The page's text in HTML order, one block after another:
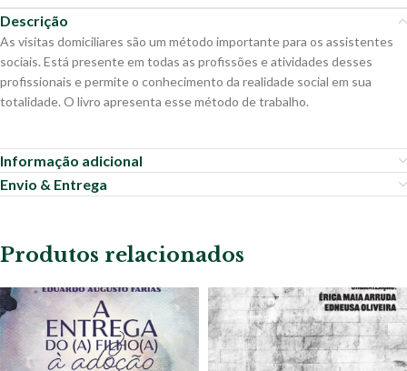
Descrição
As visitas domiciliares são um método importante para os assistentes
sociais. Está presente em todas as profissões e atividades desses
profissionais e permite o conhecimento da realidade social em sua
totalidade. O livro apresenta esse método de trabalho.
Informação adicional
Envio & Entrega
Produtos relacionados